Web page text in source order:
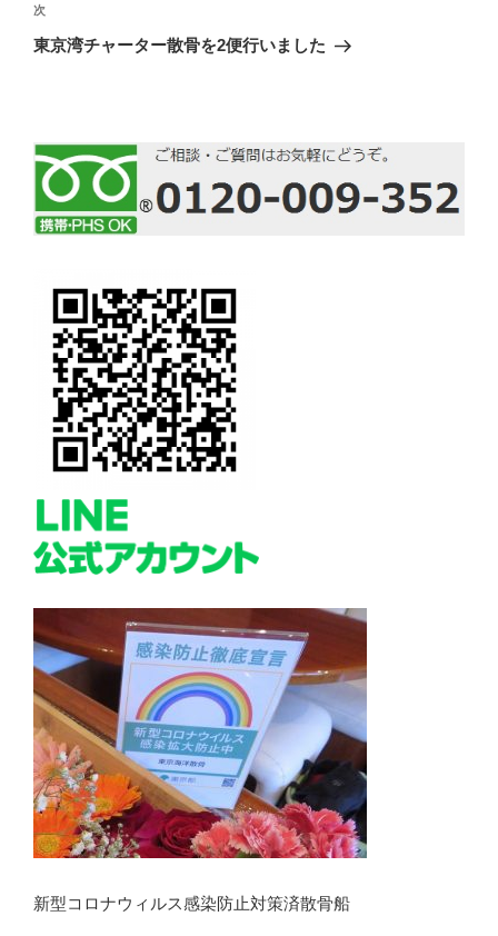
ビ
ゲ
ン
投
稿
次
の
次
東京湾チャーター散骨を2便行いました
新型コロナウィルス感染防止対策済散骨船